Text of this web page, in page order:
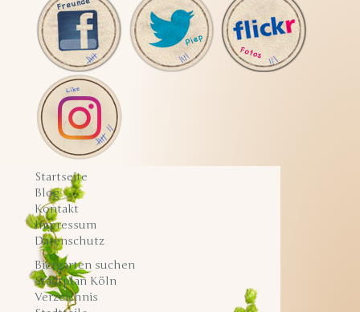
Startseite
Blog
Kontakt
Impressum
Datenschutz
Biergarten suchen
Stadtplan Köln
Verzeichnis